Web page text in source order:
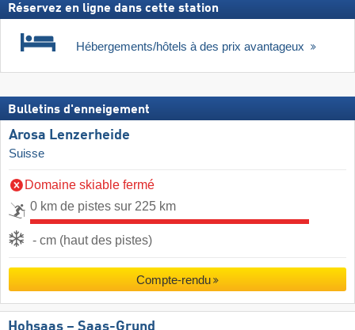
Réservez en ligne dans cette station
Hébergements/hôtels à des prix avantageux
Bulletins d'enneigement
Arosa Lenzerheide
Suisse
Domaine skiable fermé
0 km de pistes sur 225 km
- cm (haut des pistes)
Compte-rendu
Hohsaas – Saas-Grund